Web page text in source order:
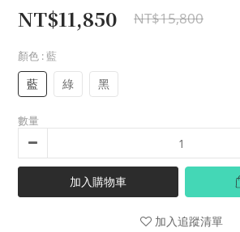
NT$11,850 NT$15,800
顏色 : 藍
藍 綠 黑
數量
加入購物車
加入追蹤清單